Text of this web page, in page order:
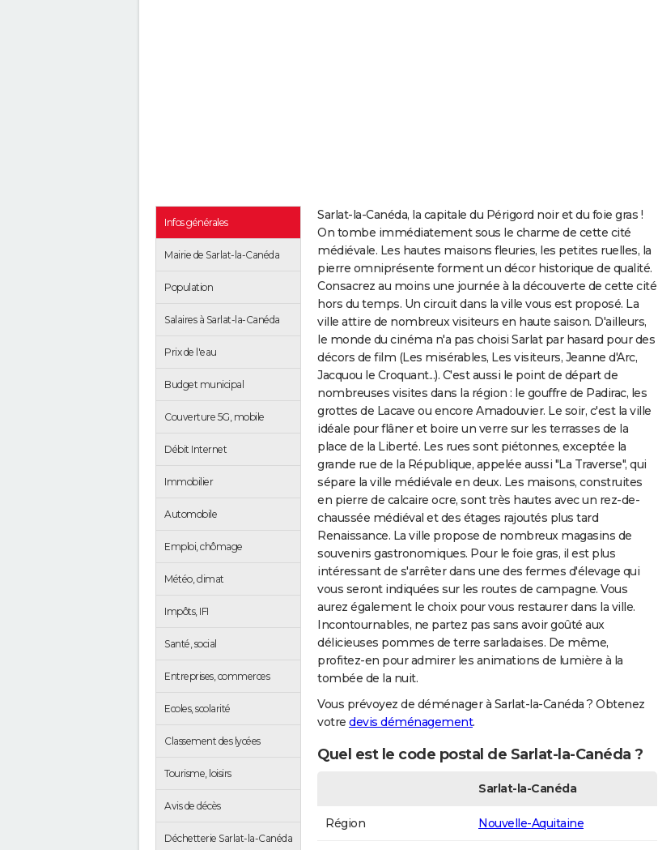
Infos générales
Mairie de Sarlat-la-Canéda
Population
Salaires à Sarlat-la-Canéda
Prix de l'eau
Budget municipal
Couverture 5G, mobile
Débit Internet
Immobilier
Automobile
Emploi, chômage
Météo, climat
Impôts, IFI
Santé, social
Entreprises, commerces
Ecoles, scolarité
Classement des lycées
Tourisme, loisirs
Avis de décès
Déchetterie Sarlat-la-Canéda
Sarlat-la-Canéda, la capitale du Périgord noir et du foie gras !
On tombe immédiatement sous le charme de cette cité
médiévale. Les hautes maisons fleuries, les petites ruelles, la
pierre omniprésente forment un décor historique de qualité.
Consacrez au moins une journée à la découverte de cette cité
hors du temps. Un circuit dans la ville vous est proposé. La
ville attire de nombreux visiteurs en haute saison. D'ailleurs,
le monde du cinéma n'a pas choisi Sarlat par hasard pour des
décors de film (Les misérables, Les visiteurs, Jeanne d'Arc,
Jacquou le Croquant...). C'est aussi le point de départ de
nombreuses visites dans la région : le gouffre de Padirac, les
grottes de Lacave ou encore Amadouvier. Le soir, c'est la ville
idéale pour flâner et boire un verre sur les terrasses de la
place de la Liberté. Les rues sont piétonnes, exceptée la
grande rue de la République, appelée aussi "La Traverse", qui
sépare la ville médiévale en deux. Les maisons, construites
en pierre de calcaire ocre, sont très hautes avec un rez-de-
chaussée médiéval et des étages rajoutés plus tard
Renaissance. La ville propose de nombreux magasins de
souvenirs gastronomiques. Pour le foie gras, il est plus
intéressant de s'arrêter dans une des fermes d'élevage qui
vous seront indiquées sur les routes de campagne. Vous
aurez également le choix pour vous restaurer dans la ville.
Incontournables, ne partez pas sans avoir goûté aux
délicieuses pommes de terre sarladaises. De même,
profitez-en pour admirer les animations de lumière à la
tombée de la nuit.
Vous prévoyez de déménager à Sarlat-la-Canéda ? Obtenez
votre devis déménagement.
Quel est le code postal de Sarlat-la-Canéda ?
Sarlat-la-Canéda
Région Nouvelle-Aquitaine